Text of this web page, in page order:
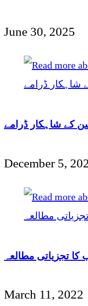
June 30, 2025
کے شاہکار ڈرامے
December 5,
تجزیاتی مطالعہ
March 11, 2022